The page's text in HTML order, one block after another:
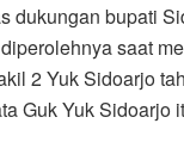
dukungan bupati
saat
2 Yuk Sidoarjo
Guk Yuk Sidoarjo